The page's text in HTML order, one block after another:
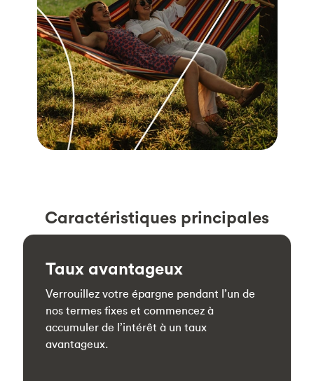
Caractéristiques principales
Taux avantageux
Verrouillez votre épargne pendant l’un de
nos termes fixes et commencez à
accumuler de l’intérêt à un taux
avantageux.